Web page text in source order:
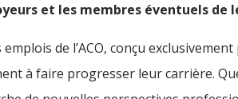
et les membres éventuels de
de l’ACO, conçu
à faire progresser leur carrière.